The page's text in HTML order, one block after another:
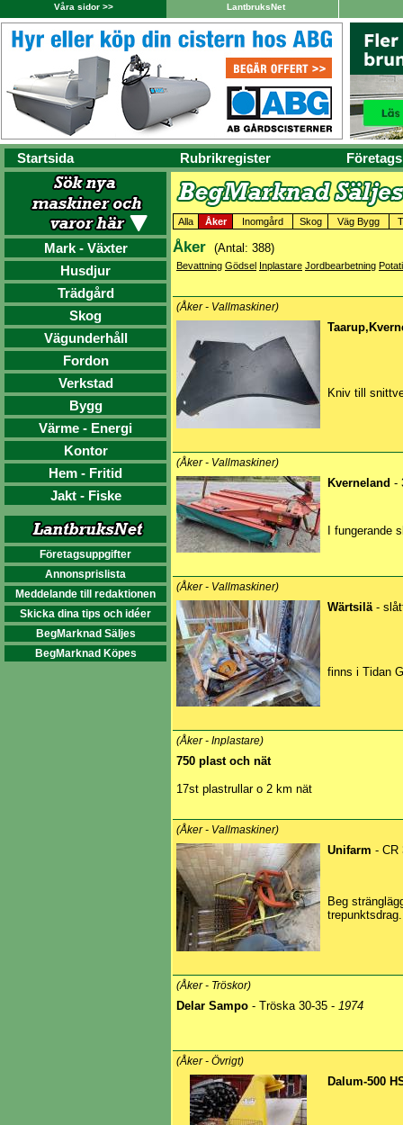
Våra sidor >> LantbruksNet
Startsida Rubrikregister
Mark - Växter
Husdjur
Trädgård
Skog
Vägunderhåll
Fordon
Verkstad
Bygg
Värme - Energi
Kontor
Hem - Fritid
Jakt - Fiske
Företagsuppgifter
Annonsprislista
Meddelande till redaktionen
Skicka dina tips och idéer
BegMarknad Säljes
BegMarknad Köpes
Alla Åker Inomgård Skog Väg Bygg
Åker (Antal: 388)
Bevattning Gödsel Inplastare Jordbearbetning
(Åker - Vallmaskiner)
Kniv till
(Åker - Vallmaskiner)
Kverneland -
I fungerande
(Åker - Vallmaskiner)
Wärtsilä-
finns i Tidan
(Åker - Inplastare)
750 plast och nät
17st plastrullar o 2 km nät
(Åker - Vallmaskiner)
Unifarm - CR
Beg
(Åker - Tröskor)
Delar Sampo - Tröska 30-35 - 1974
(Åker - Övrigt)
Dalum-500